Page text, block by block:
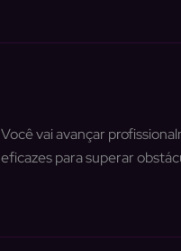
Você vai avançar
eficazes para superar